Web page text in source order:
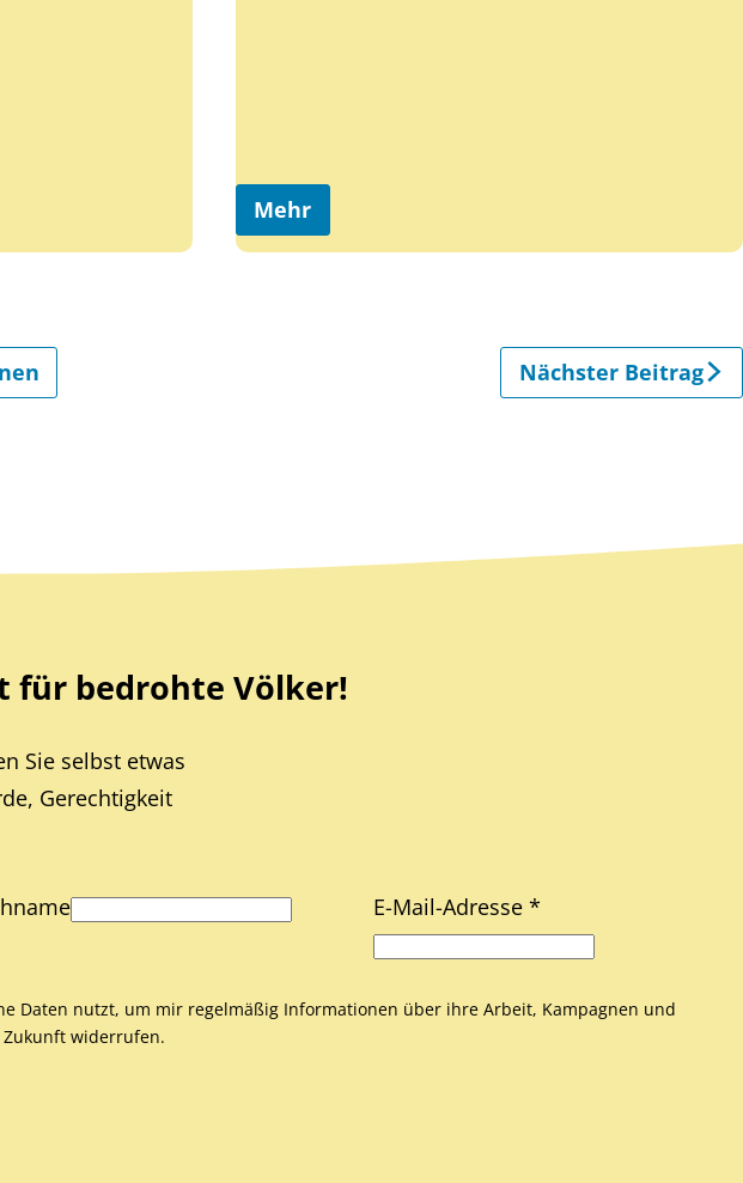
Mehr
Nächster Beitrag
für bedrohte Völker!
Sie selbst etwas
Gerechtigkeit
E-Mail-Adresse *
Daten nutzt, um mir regelmäßig Informationen über ihre Arbeit, Kampagnen und
widerrufen.